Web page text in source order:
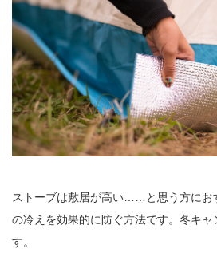
ストーブは敷居が高い……と思う方にお
の冷えを効果的に防ぐ方法です。冬キ
す。